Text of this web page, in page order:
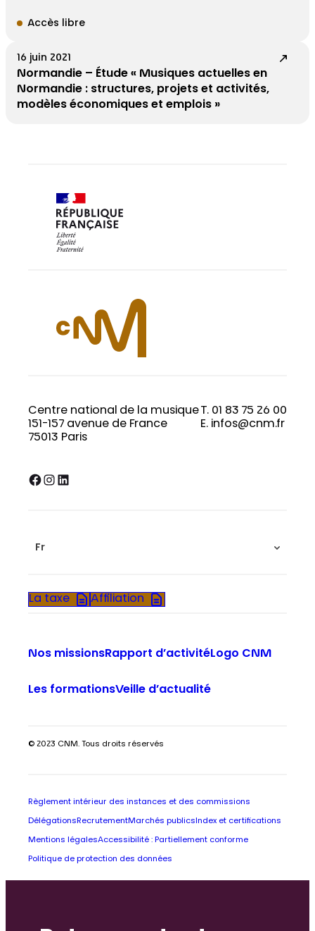
Accès libre
16 juin 2021
Normandie – Étude « Musiques actuelles en
Normandie : structures, projets et activités,
modèles économiques et emplois »
Centre national de la musique
151-157 avenue de France
75013 Paris
T. 01 83 75 26 00
E. infos@cnm.fr
Facebook InstagramLinkedIn
Fr
La taxe Affiliation
Nos missionsRapport d’activitéLogo CNM
Les formationsVeille d’actualité
© 2023 CNM. Tous droits réservés
Règlement intérieur des instances et des commissions
Délégations RecrutementMarchés publics Index et certifications
Mentions légalesAccessibilité : Partiellement conforme
Politique de protection des données